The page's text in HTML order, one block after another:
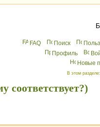
FAQ Поиск
Профиль
Новые
В этом разделе:
соответствует?)